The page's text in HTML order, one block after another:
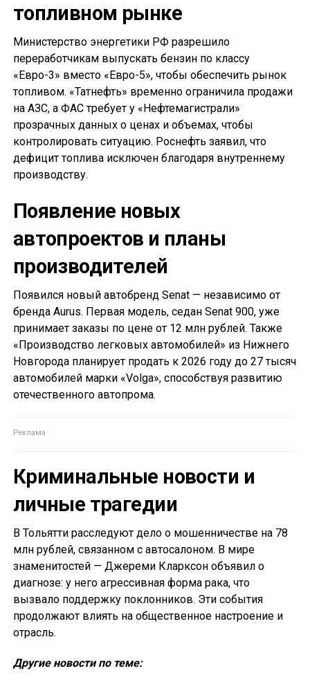
топливном рынке
Министерство энергетики РФ разрешило
переработчикам выпускать бензин по классу
«Евро-3» вместо «Евро-5», чтобы обеспечить рынок
топливом. «Татнефть» временно ограничила продажи
на АЗС, а ФАС требует у «Нефтемагистрали»
прозрачных данных о ценах и объемах, чтобы
контролировать ситуацию. Роснефть заявил, что
дефицит топлива исключен благодаря внутреннему
производству.
Появление новых
автопроектов и планы
производителей
Появился новый автобренд Senat — независимо от
бренда Aurus. Первая модель, седан Senat 900, уже
принимает заказы по цене от 12 млн рублей. Также
«Производство легковых автомобилей» из Нижнего
Новгорода планирует продать к 2026 году до 27 тысяч
автомобилей марки «Volga», способствуя развитию
отечественного автопрома.
Криминальные новости и
личные трагедии
В Тольятти расследуют дело о мошенничестве на 78
млн рублей, связанном с автосалоном. В мире
знаменитостей — Джереми Кларксон объявил о
диагнозе: у него агрессивная форма рака, что
вызвало поддержку поклонников. Эти события
продолжают влиять на общественное настроение и
отрасль.
Другие новости по теме: